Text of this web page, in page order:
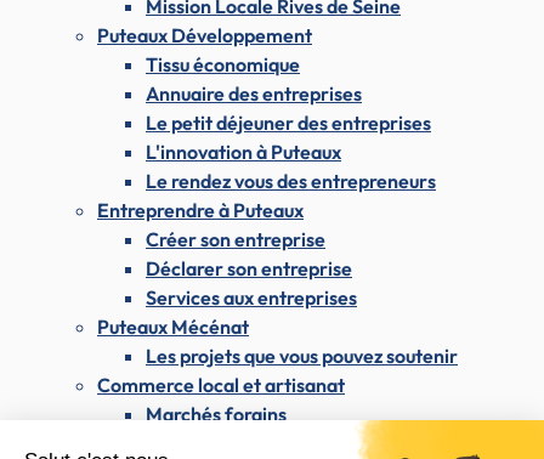
Mission Locale Rives de Seine
Puteaux Développement
Tissu économique
Annuaire des entreprises
Le petit déjeuner des entreprises
L'innovation à Puteaux
Le rendez vous des entrepreneurs
Entreprendre à Puteaux
Créer son entreprise
Déclarer son entreprise
Services aux entreprises
Puteaux Mécénat
Les projets que vous pouvez soutenir
Commerce local et artisanat
Marchés forains
Association putéolienne des artisans et